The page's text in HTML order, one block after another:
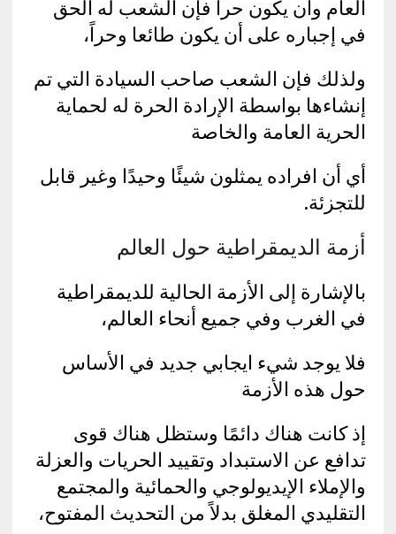
العام وأن يكون حراً فإن الشعب له الحق
في إجباره على أن يكون طائعا وحراً،
ولذلك فإن الشعب صاحب السيادة التي تم
إنشاءها بواسطة الإرادة الحرة له لحماية
الحرية العامة والخاصة
أي أن افراده يمثلون شيئًا وحيدًا وغير قابل
للتجزئة.
أزمة الديمقراطية حول العالم
بالإشارة إلى الأزمة الحالية للديمقراطية
في الغرب وفي جميع أنحاء العالم،
فلا يوجد شيء ايجابي جديد في الأساس
حول هذه الأزمة
إذ كانت هناك دائمًا وستظل هناك قوى
تدافع عن الاستبداد وتقييد الحريات والعزلة
والإملاء الإيديولوجي والحمائية والمجتمع
التقليدي المغلق بدلاً من التحديث المفتوح،